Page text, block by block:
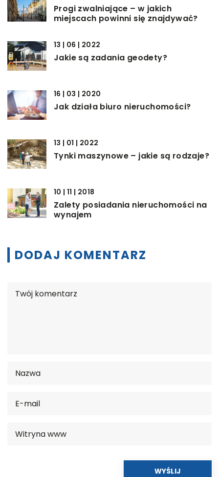
Progi zwalniające – w jakich
miejscach powinni się znajdywać?
13 | 06 | 2022
Jakie są zadania geodety?
16 | 03 | 2020
Jak działa biuro nieruchomości?
13 | 01 | 2022
Tynki maszynowe – jakie są rodzaje?
10 | 11 | 2018
Zalety posiadania nieruchomości na
wynajem
DODAJ KOMENTARZ